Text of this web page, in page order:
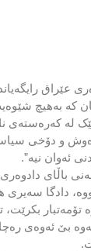
عێراق
کە بەهیچ
لە کەرەستەی
و دۆخی
ئەوان نیە”.
باڵای دادوەری
دادگا
تۆمەتبار
بێ ئەوەی